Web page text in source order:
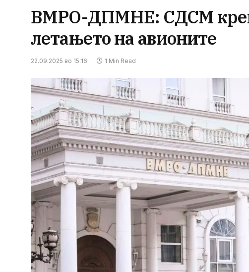
ВМРО-ДПМНЕ: СДСМ
летањето на авионите
22.09.2025 во 15:16 1 Min Read